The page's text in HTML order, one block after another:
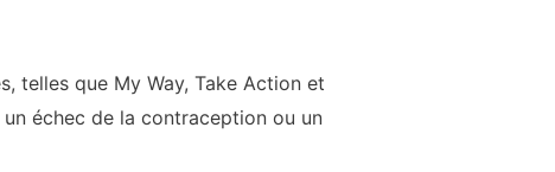
telles que My Way, Take Action et
échec de la contraception ou un